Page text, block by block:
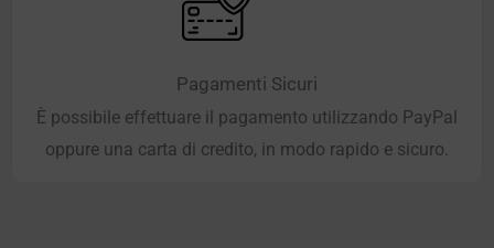
Pagamenti Sicuri
È possibile effettuare il pagamento utilizzando PayPal
oppure una carta di credito, in modo rapido e sicuro.